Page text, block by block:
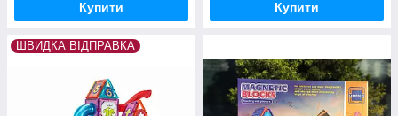
Купити Купити
ШВИДКА ВІДПРАВКА